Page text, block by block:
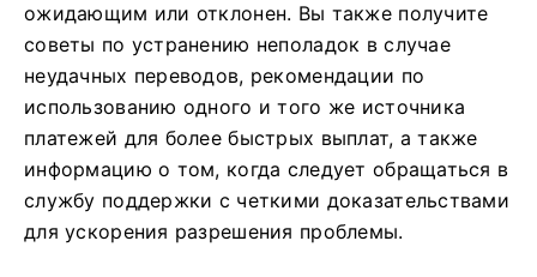
ожидающим или отклонен. Вы также получите
советы по устранению неполадок в случае
неудачных переводов, рекомендации по
использованию одного и того же источника
платежей для более быстрых выплат, а также
информацию о том, когда следует обращаться в
службу поддержки с четкими доказательствами
для ускорения разрешения проблемы.